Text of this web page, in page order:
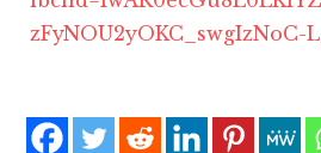
zFyNOU2yOKC_swgIzNoC-